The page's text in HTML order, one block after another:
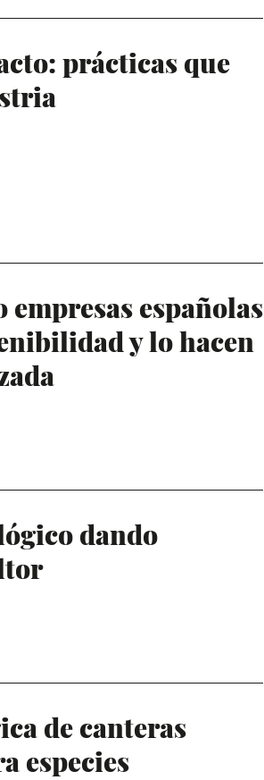
prácticas que
españolas
y lo hacen
dando
de canteras
especies